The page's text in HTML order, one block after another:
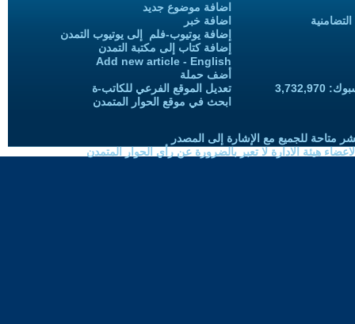
اضافة موضوع جديد
اضافة خبر
إضافة يوتيوب-فلم إلى يوتيوب التمدن
إضافة كتاب إلى مكتبة التمدن
Add new article - English
أضف حملة
تعديل الموقع الفرعي للكاتب-ة
ابحث في موقع الحوار المتمدن
متاحة للجميع مع الإشارة إلى المصدر
هيئة الادارة لا تعبر بالضرورة عن رأي الحوار المتمدن